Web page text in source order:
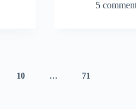
5
10 … 71